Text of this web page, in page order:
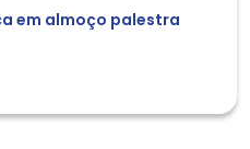
em almoço palestra